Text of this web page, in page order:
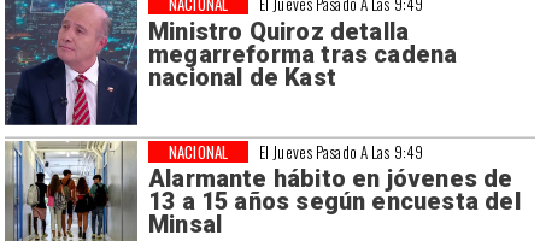
Ministro Quiroz detalla
megarreforma tras cadena
nacional de Kast
El Jueves Pasado A Las 9:49
Alarmante hábito en jóvenes de
13 a 15 años según encuesta del
Minsal
NACIONAL